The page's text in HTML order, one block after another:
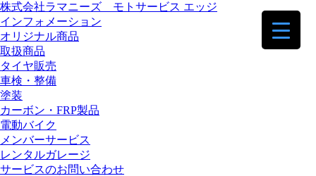
株式会社ラマニーズ モトサービス エッジ
インフォメーション
オリジナル商品
取扱商品
タイヤ販売
車検・整備
塗装
カーボン・FRP製品
電動バイク
メンバーサービス
レンタルガレージ
サービスのお問い合わせ